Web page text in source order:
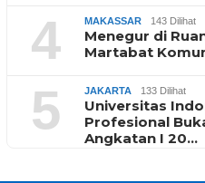
4 MAKASSAR 143 Dilihat
Menegur di
Martabat
5 JAKARTA 133 Dilihat
Universitas
Profesional
Angkatan I 20…